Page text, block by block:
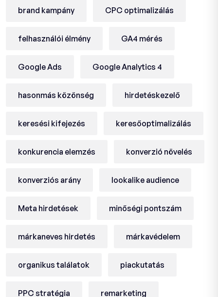
brand kampány CPC optimalizálás
felhasználói élmény GA4 mérés
Google Ads Google Analytics 4
hasonmás közönség hirdetéskezelő
keresési kifejezés keresőoptimalizálás
konkurencia elemzés konverzió növelés
konverziós arány lookalike audience
Meta hirdetések minőségi pontszám
márkaneves hirdetés márkavédelem
organikus találatok piackutatás
PPC stratégia remarketing